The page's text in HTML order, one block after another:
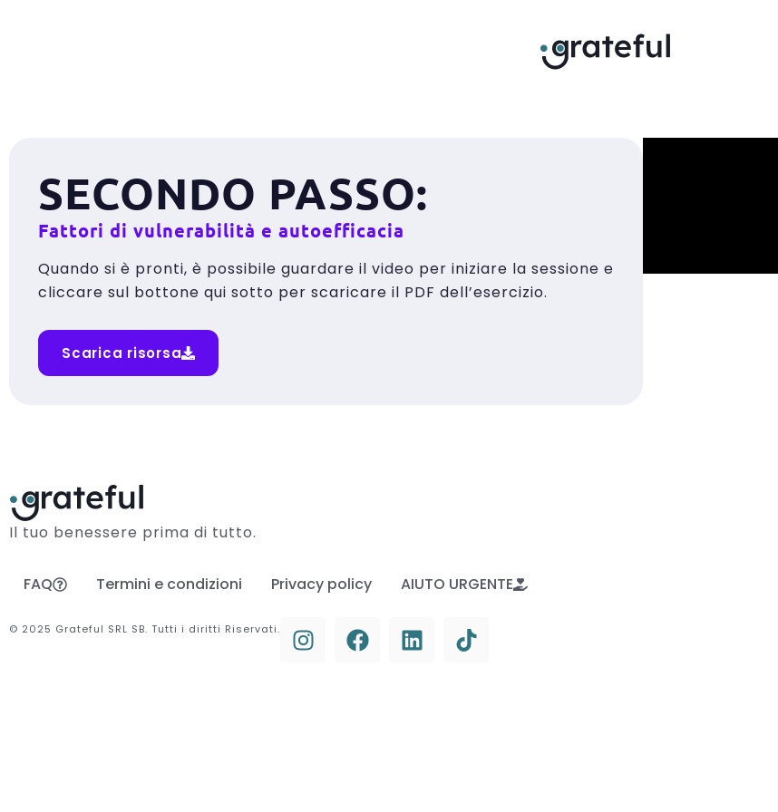
SECONDO PASSO:
Fattori di vulnerabilità e autoefficacia
Quando si è pronti, è possibile guardare il video per iniziare la sessione e
cliccare sul bottone qui sotto per scaricare il PDF dell’esercizio.
Scarica risorsa
Il tuo benessere prima di tutto.
FAQ Termini e condizioni Privacy policy AIUTO URGENTE
© 2025 Grateful SRL SB. Tutti i diritti Riservati.